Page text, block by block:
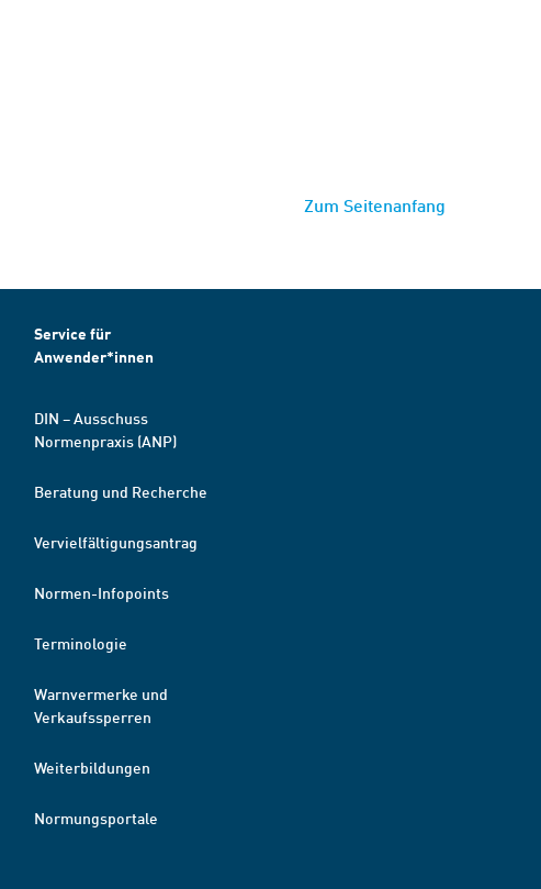
Zum Seitenanfang
Service für
Anwender*innen
DIN – Ausschuss
Normenpraxis (ANP)
Beratung und Recherche
Vervielfältigungsantrag
Normen-Infopoints
Terminologie
Warnvermerke und
Verkaufssperren
Weiterbildungen
Normungsportale